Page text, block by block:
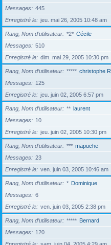
Messages
445
Enregistré le
jeu. mai 26, 2005 10:48 am
Rang, Nom d’utilisateur *2* Cécile
Messages
510
Enregistré le
dim. mai 29, 2005 10:30 pm
Rang, Nom d’utilisateur ***** christophe R
Messages
125
Enregistré le
jeu. juin 02, 2005 6:57 pm
Rang, Nom d’utilisateur ** laurent
Messages
10
Enregistré le
jeu. juin 02, 2005 10:30 pm
Rang, Nom d’utilisateur *** mapuche
Messages
23
Enregistré le
ven. juin 03, 2005 10:46 am
Rang, Nom d’utilisateur * Dominique
Messages
6
Enregistré le
ven. juin 03, 2005 2:38 pm
Rang, Nom d’utilisateur ***** Bernard
Messages
120